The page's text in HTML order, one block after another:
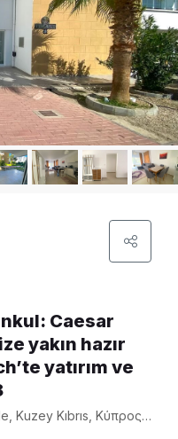
Caesar
yakın hazır
yatırım ve
Kıbrıs, Κύπρος - Kıbrıs